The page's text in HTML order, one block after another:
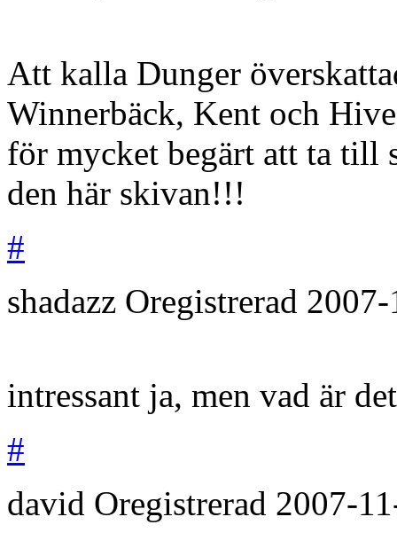
Att kalla Dunger
Winnerbäck, Kent och
för mycket begärt att ta till
den här skivan!!!
#
shadazz Oregistrerad
intressant ja, men vad är
#
david Oregistrerad 2007-